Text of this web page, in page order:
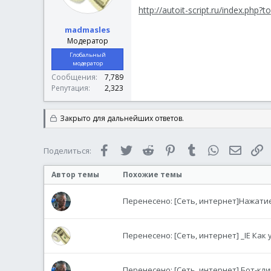
madmasles
Модератор
Глобальный
модератор
Сообщения
7,789
Репутация
2,323
http://autoit-script.ru/
Закрыто для дальнейших ответов.
Поделиться: FacebookTwitter Reddit PinterestTumblr WhatsApp
Автор темы Похожие темы
Перенесено: [Сеть,
Перенесено: [Сеть, интернет] _IE Как